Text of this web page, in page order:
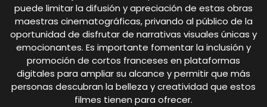
puede limitar la difusión y apreciación de estas obras
maestras cinematográficas, privando al público de la
oportunidad de disfrutar de narrativas visuales únicas y
emocionantes. Es importante fomentar la inclusión y
promoción de cortos franceses en plataformas
digitales para ampliar su alcance y permitir que más
personas descubran la belleza y creatividad que estos
filmes tienen para ofrecer.